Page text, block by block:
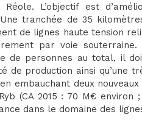
L’objectif est
tranchée de 35
de lignes haute tension
par voie souterraine.
de personnes au total, il
de production ainsi qu’une
embauchant deux nouveaux
(CA 2015 : 70 M€ environ
dans le domaine des